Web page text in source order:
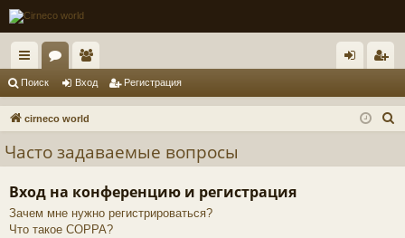
с
ы
и
ум
ол
ьз
ат
ел
и
д ис
ац
Поиск Вход Регистрация
cirneco world
Часто задаваемые вопросы
Вход на конференцию и регистрация
Зачем мне нужно регистрироваться?
Что такое COPPA?